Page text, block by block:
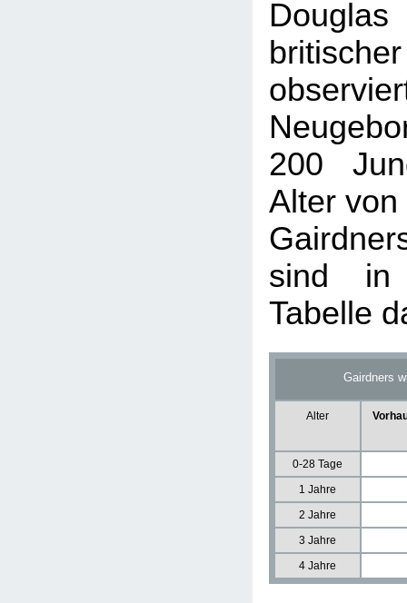
200
Alter
sind in
Tabelle
Gairdners
Alter
0-28 Tage
1 Jahre
2 Jahre
3 Jahre
4 Jahre